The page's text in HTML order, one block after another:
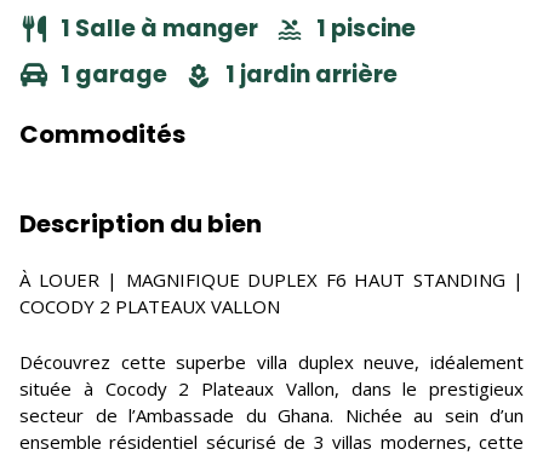
1 Salle à manger
1 piscine
1 garage
1 jardin arrière
Commodités
Description du bien
À LOUER | MAGNIFIQUE DUPLEX F6 HAUT STANDING |
COCODY 2 PLATEAUX VALLON
Découvrez cette superbe villa duplex neuve, idéalement
située à Cocody 2 Plateaux Vallon, dans le prestigieux
secteur de l’Ambassade du Ghana. Nichée au sein d’un
ensemble résidentiel sécurisé de 3 villas modernes, cette